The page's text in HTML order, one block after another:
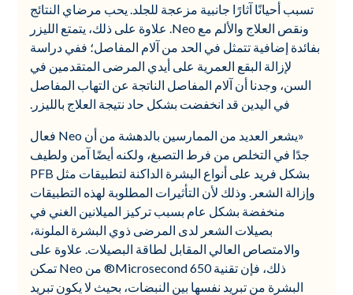
تسبب أحيانًا آثارًا جانبية مزعجة للجلد. يحب مرضاي النتائج
ونقص العلاج والألم مع Neo. علاوة على ذلك، يتمتع الليزر
بفائدة إضافية تتمثل في الحد من آلام المفاصل؛ ففي دراسة
لإزالة البقع العمرية على أيدي المرضى المتقدمين في
السن، وجدنا أن آلام المفاصل الناتجة عن التهاب المفاصل
في اليدين قد انخفضت بشكل حاد نتيجة العلاج بالليزر.
«يشعر العديد من الممارسين بالدهشة من أن Neo فعال
جدًا في التخلص من فرط التصبغ، ولكنه أيضًا آمن ولطيف
بشكل فريد على أنواع البشرة الداكنة لتطبيقات مثل PFB
وإزالة الشعر. وذلك لأن التأثيرات المطلوبة لهذه التطبيقات
منخفضة بشكل عام بسبب تركيز الميلانين الغني في
بصيلات الشعر لدى المرضى ذوي البشرة الملونة،
والامتصاص العالي المقابل لطاقة البصيلات. علاوة على
ذلك، فإن تقنية 650 Microsecond® من Neo تمكن
البشرة من تبريد نفسها بين النبضات، بحيث لا يكون تبريد